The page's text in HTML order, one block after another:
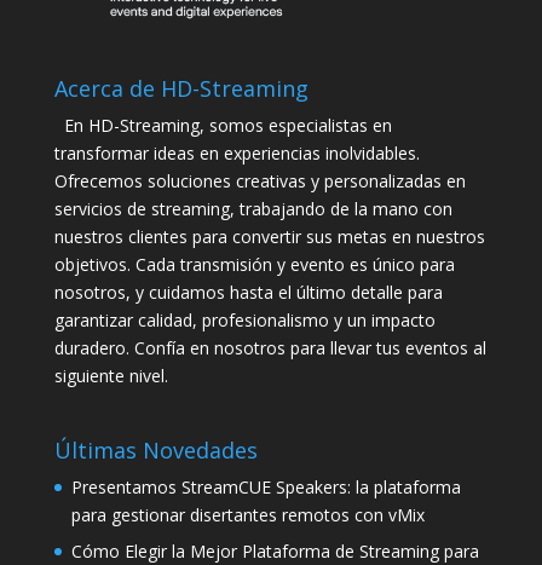
Acerca de HD-Streaming
En HD-Streaming, somos especialistas en
transformar ideas en experiencias inolvidables.
Ofrecemos soluciones creativas y personalizadas en
servicios de streaming, trabajando de la mano con
nuestros clientes para convertir sus metas en nuestros
objetivos. Cada transmisión y evento es único para
nosotros, y cuidamos hasta el último detalle para
garantizar calidad, profesionalismo y un impacto
duradero. Confía en nosotros para llevar tus eventos al
siguiente nivel.
Últimas Novedades
Presentamos StreamCUE Speakers: la plataforma
para gestionar disertantes remotos con vMix
Cómo Elegir la Mejor Plataforma de Streaming para